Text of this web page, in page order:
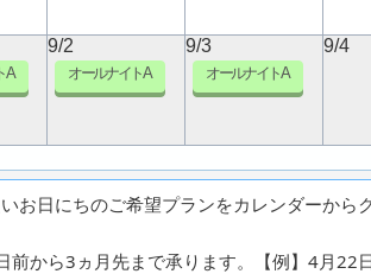
A
9/2
オールナイトA
9/3
オールナイトA
9/4
お日にちのご希望プランをカレンダーから
前から3ヵ月先まで承ります。【例】4月22